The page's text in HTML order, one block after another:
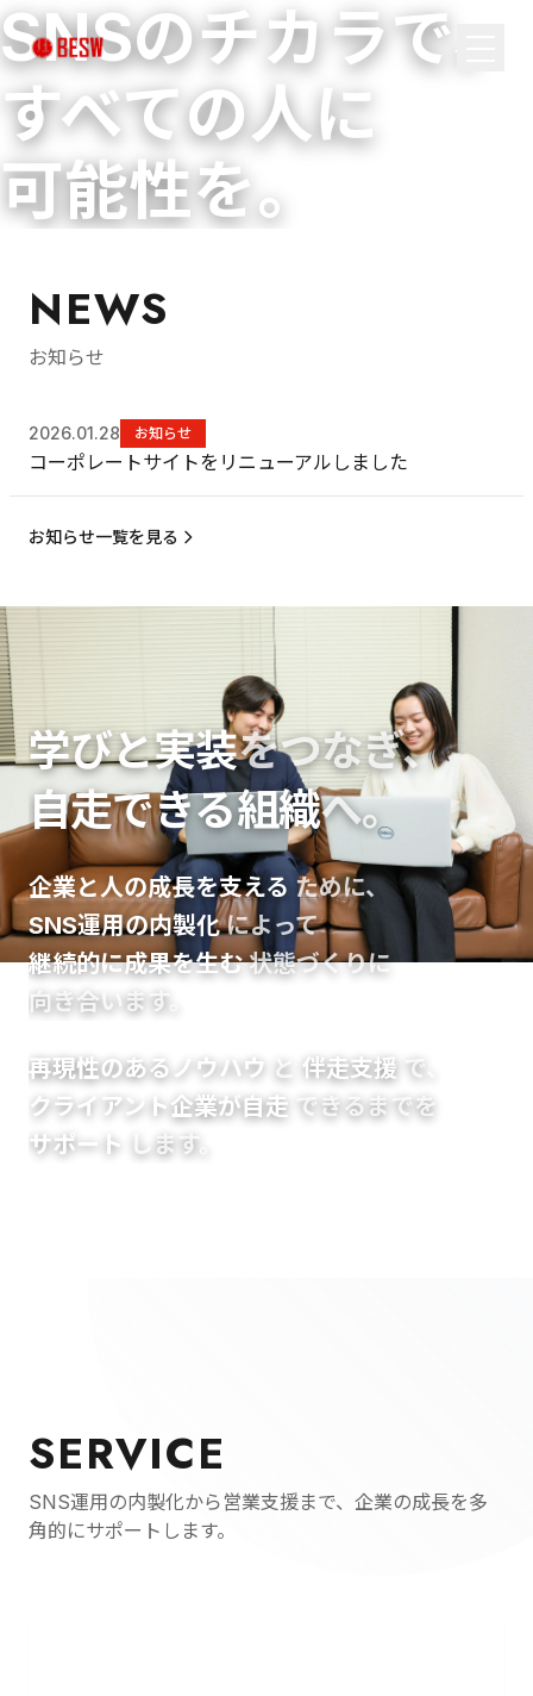
SNSのチカラで、
すべての人に
可能性を。
NEWS
お知らせ
2026.01.28 お知らせ
コーポレートサイトをリニューアルしました
お知らせ一覧を見る
学びと実装をつなぎ、
自走できる組織へ。
企業と人の成長を支える ために、
SNS運用の内製化 によって
継続的に成果を生む 状態づくりに
向き合います。
再現性のあるノウハウ と 伴走支援 で、
クライアント企業が自走 できるまでを
サポート します。
SERVICE
SNS運用の内製化から営業支援まで、企業の成長を多
角的にサポートします。